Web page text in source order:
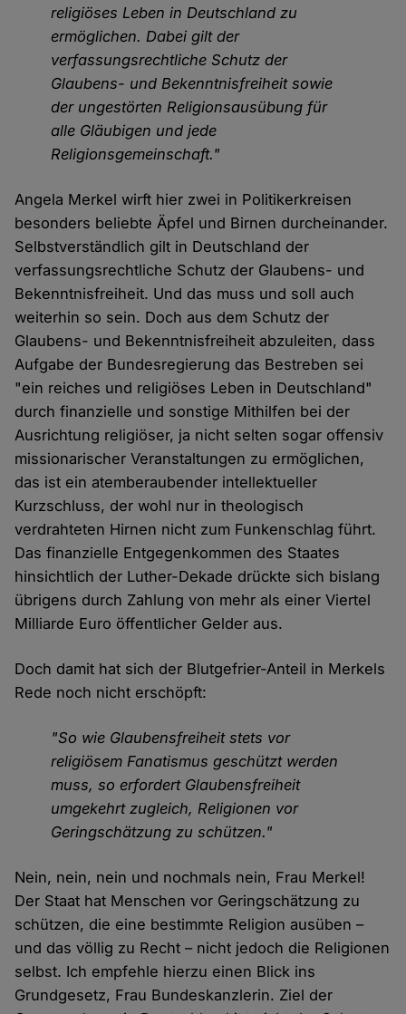
religiöses Leben in Deutschland zu
ermöglichen. Dabei gilt der
verfassungsrechtliche Schutz der
Glaubens- und Bekenntnisfreiheit sowie
der ungestörten Religionsausübung für
alle Gläubigen und jede
Religionsgemeinschaft."
Angela Merkel wirft hier zwei in Politikerkreisen
besonders beliebte Äpfel und Birnen durcheinander.
Selbstverständlich gilt in Deutschland der
verfassungsrechtliche Schutz der Glaubens- und
Bekenntnisfreiheit. Und das muss und soll auch
weiterhin so sein. Doch aus dem Schutz der
Glaubens- und Bekenntnisfreiheit abzuleiten, dass
Aufgabe der Bundesregierung das Bestreben sei
"ein reiches und religiöses Leben in Deutschland"
durch finanzielle und sonstige Mithilfen bei der
Ausrichtung religiöser, ja nicht selten sogar offensiv
missionarischer Veranstaltungen zu ermöglichen,
das ist ein atemberaubender intellektueller
Kurzschluss, der wohl nur in theologisch
verdrahteten Hirnen nicht zum Funkenschlag führt.
Das finanzielle Entgegenkommen des Staates
hinsichtlich der Luther-Dekade drückte sich bislang
übrigens durch Zahlung von mehr als einer Viertel
Milliarde Euro öffentlicher Gelder aus.
Doch damit hat sich der Blutgefrier-Anteil in Merkels
Rede noch nicht erschöpft:
"So wie Glaubensfreiheit stets vor
religiösem Fanatismus geschützt werden
muss, so erfordert Glaubensfreiheit
umgekehrt zugleich, Religionen vor
Geringschätzung zu schützen."
Nein, nein, nein und nochmals nein, Frau Merkel!
Der Staat hat Menschen vor Geringschätzung zu
schützen, die eine bestimmte Religion ausüben –
und das völlig zu Recht – nicht jedoch die Religionen
selbst. Ich empfehle hierzu einen Blick ins
Grundgesetz, Frau Bundeskanzlerin. Ziel der